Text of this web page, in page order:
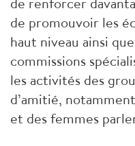
de promouvoir les
haut niveau ainsi
commissions
les activités des
d’amitié,
et des femmes